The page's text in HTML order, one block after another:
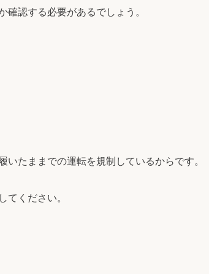
認する必要があるでしょう。
たままでの運転を規制しているからです。
てください。